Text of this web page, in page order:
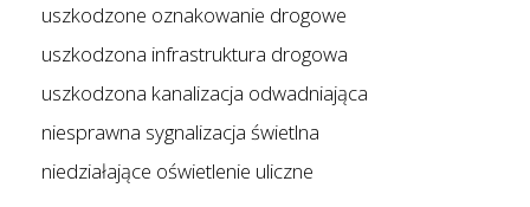
uszkodzone oznakowanie drogowe
uszkodzona infrastruktura drogowa
uszkodzona kanalizacja odwadniająca
niesprawna sygnalizacja świetlna
niedziałające oświetlenie uliczne